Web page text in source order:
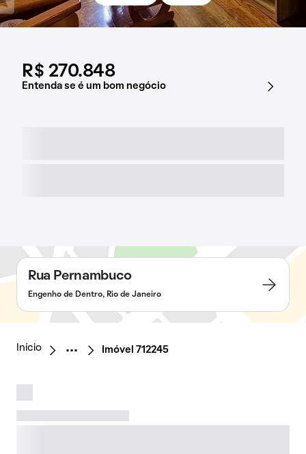
R$ 270.848
Entenda se é um bom negócio
Rua Pernambuco
Engenho de Dentro, Rio de Janeiro
Início Imóvel 712245